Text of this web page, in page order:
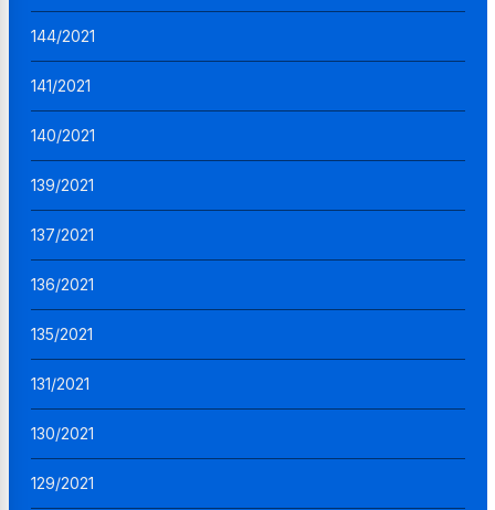
144/2021
141/2021
140/2021
139/2021
137/2021
136/2021
135/2021
131/2021
130/2021
129/2021